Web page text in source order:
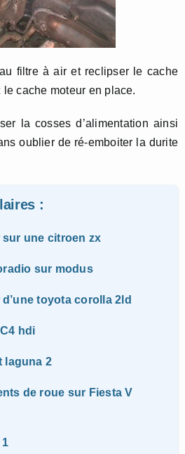
filtre à air et reclipser le cache
cache moteur en place.
la cosses d’alimentation ainsi
oublier de ré-emboiter la durite
:
une citroen zx
sur modus
toyota corolla 2ld
hdi
laguna 2
de roue sur Fiesta V